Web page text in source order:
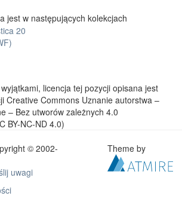
jest w następujących kolekcjach
20
licencja tej pozycji opisana jest
Creative Commons Uznanie autorstwa –
– Bez utworów zależnych 4.0
BY-NC-ND 4.0)
© 2002-
uwagi
Theme by